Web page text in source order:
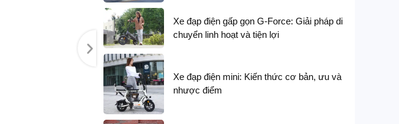
Xe đạp điện gấp gọn G-Force: Giải pháp di
chuyển linh hoạt và tiện lợi
Xe đạp điện mini: Kiến thức cơ bản, ưu và
nhược điểm